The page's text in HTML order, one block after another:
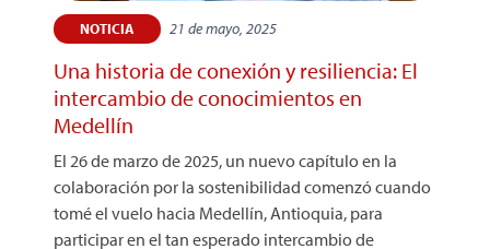
NOTICIA 21 de mayo, 2025
Una historia de conexión y resiliencia: El
intercambio de conocimientos en
Medellín
El 26 de marzo de 2025, un nuevo capítulo en la
colaboración por la sostenibilidad comenzó cuando
tomé el vuelo hacia Medellín, Antioquia, para
participar en el tan esperado intercambio de